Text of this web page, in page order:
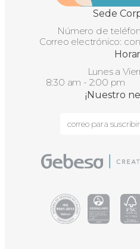
Sede
Número de
Correo electrónico:
Lunes a
8:30 am - 2:00 pm
¡Nuestro